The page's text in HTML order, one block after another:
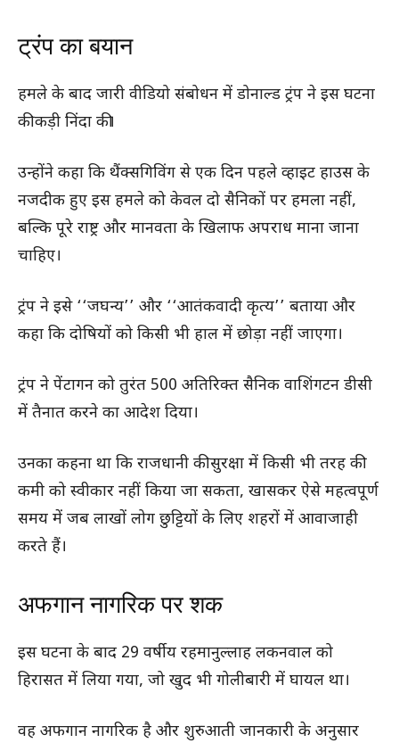
ट्रंप का बयान
हमले के बाद जारी वीडियो संबोधन में डोनाल्ड ट्रंप ने इस घटना
की कड़ी निंदा की।
उन्होंने कहा कि थैंक्सगिविंग से एक दिन पहले व्हाइट हाउस के
नजदीक हुए इस हमले को केवल दो सैनिकों पर हमला नहीं,
बल्कि पूरे राष्ट्र और मानवता के खिलाफ अपराध माना जाना
चाहिए।
ट्रंप ने इसे ‘‘जघन्य’’ और ‘‘आतंकवादी कृत्य’’ बताया और
कहा कि दोषियों को किसी भी हाल में छोड़ा नहीं जाएगा।
ट्रंप ने पेंटागन को तुरंत 500 अतिरिक्त सैनिक वाशिंगटन डीसी
में तैनात करने का आदेश दिया।
उनका कहना था कि राजधानी की सुरक्षा में किसी भी तरह की
कमी को स्वीकार नहीं किया जा सकता, खासकर ऐसे महत्वपूर्ण
समय में जब लाखों लोग छुट्टियों के लिए शहरों में आवाजाही
करते हैं।
अफगान नागरिक पर शक
इस घटना के बाद 29 वर्षीय रहमानुल्लाह लकनवाल को
हिरासत में लिया गया, जो खुद भी गोलीबारी में घायल था।
वह अफगान नागरिक है और शुरुआती जानकारी के अनुसार